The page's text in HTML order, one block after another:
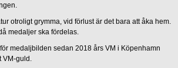
otroligt grymma, vid förlust är det bara att åka hem.
medaljer ska fördelas.
medaljbilden sedan 2018 års VM i Köpenhamn
VM-guld.